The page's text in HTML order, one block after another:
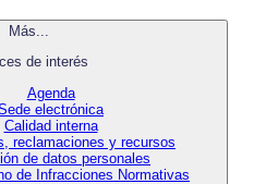
Más...
de interés
Agenda
electrónica
Calidad interna
reclamaciones y recursos
de datos personales
de Infracciones Normativas